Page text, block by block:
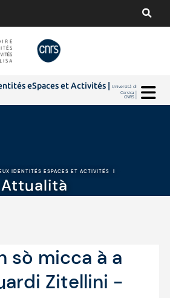
eSpaces et Activités |Università di
Corsica |
CNRS |
IDENTITÉS ESPACES ET ACTIVITÉS |
Attualità
sò micca à a
Zitellini -